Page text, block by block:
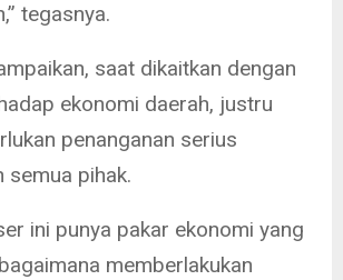
tegasnya.
saat dikaitkan dengan
ekonomi daerah, justru
penanganan serius
semua pihak.
ini punya pakar ekonomi yang
memberlakukan